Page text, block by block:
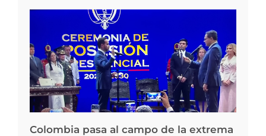
Colombia pasa al campo de la extrema